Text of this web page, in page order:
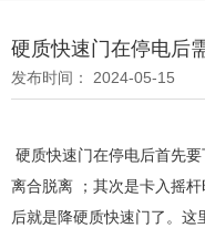
硬质快速门在停电后
发布时间： 2024-05-15
硬质快速门在停电后首先
离合脱离 ；其次是卡入摇
后就是降硬质快速门了。